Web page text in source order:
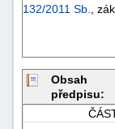
132/2011 Sb.
,
Obsah
předpisu: